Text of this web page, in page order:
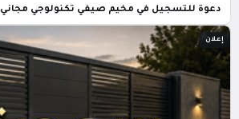
دعوة للتسجيل في مخيم صيفي تكنولوجي مجاني
إعلان